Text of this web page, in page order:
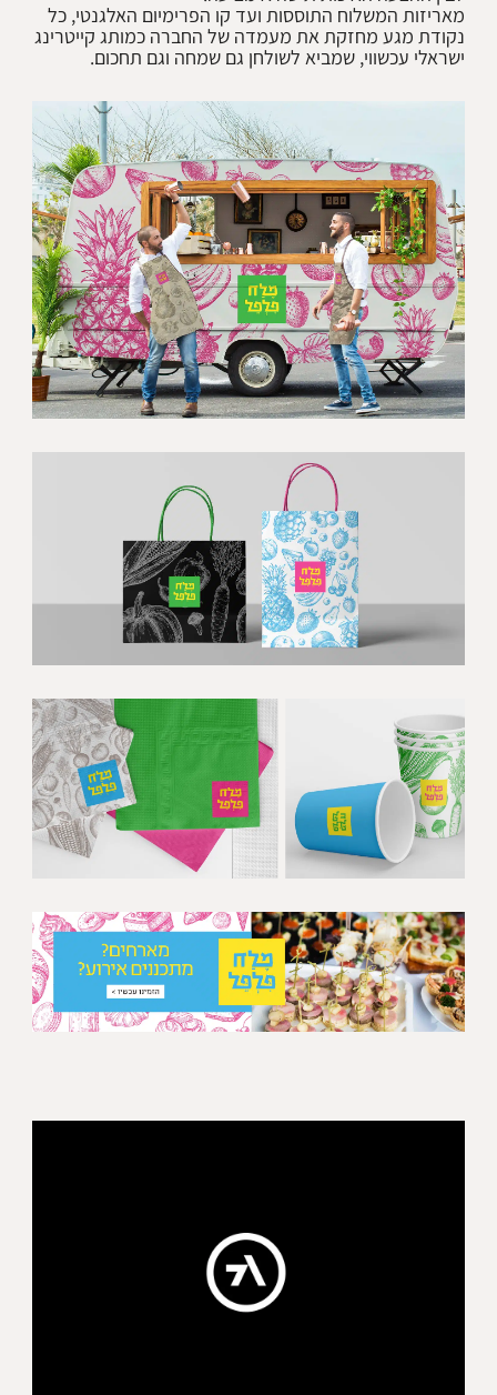
מאריזות המשלוח התוססות ועד קו הפרימיום האלגנטי, כל
נקודת מגע מחזקת את מעמדה של החברה כמותג קייטרינג
ישראלי עכשווי, שמביא לשולחן גם שמחה וגם תחכום.